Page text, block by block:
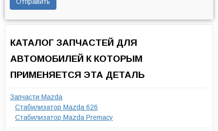
КАТАЛОГ ЗАПЧАСТЕЙ ДЛЯ
АВТОМОБИЛЕЙ К КОТОРЫМ
ПРИМЕНЯЕТСЯ ЭТА ДЕТАЛЬ
Запчасти Mazda
Стабилизатор Mazda 626
Стабилизатор Mazda Premacy